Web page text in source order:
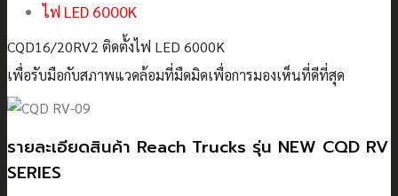
ไฟ LED 6000K
CQD16/20RV2 ติดตั้งไฟ LED 6000K
เพื่อรับมือกับสภาพแวดล้อมที่มืดมิดเพื่อการมองเห็นที่ดีที่สุด
รายละเอียดสินค้า Reach Trucks รุ่น NEW CQD RV
SERIES